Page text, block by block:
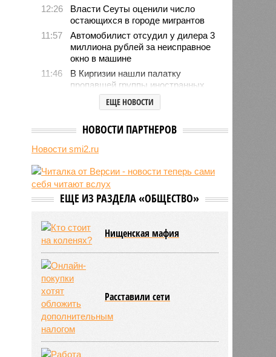
12:26
Власти Сеуты оценили число
остающихся в городе мигрантов
11:57
Автомобилист отсудил у дилера 3
миллиона рублей за неисправное
окно в машине
11:46
В Киргизии нашли палатку
пропавшей группы иностранных
альпинистов
Туристы устремились в
смерти» после пропажи семьи
Усольцевых и других людей
вопреки бунту звёзд и
забастовкам
10:48
Экс-глава сирийской разведки
ЕЩЕ НОВОСТИ
НОВОСТИ ПАРТНЕРОВ
Новости smi2.ru
ЕЩЕ ИЗ РАЗДЕЛА «ОБЩЕСТВО»
Нищенская мафия
Расставили сети